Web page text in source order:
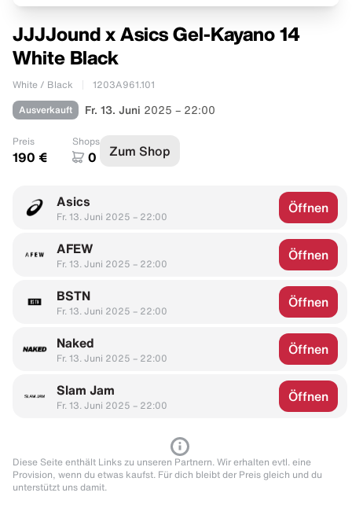
JJJJound x Asics Gel-Kayano 14
White Black
White / Black 1203A961.101
Ausverkauft Fr. 13. Juni 2025 – 22:00
Preis
190 €
Shops
0 Zum Shop
Asics
Fr. 13. Juni 2025 – 22:00
Öffnen
AFEW
Fr. 13. Juni 2025 – 22:00
Öffnen
BSTN
Fr. 13. Juni 2025 – 22:00
Öffnen
Naked
Fr. 13. Juni 2025 – 22:00
Öffnen
Slam Jam
Fr. 13. Juni 2025 – 22:00
Öffnen
Diese Seite enthält Links zu unseren Partnern. Wir erhalten evtl. eine
Provision, wenn du etwas kaufst. Für dich bleibt der Preis gleich und du
unterstützt uns damit.